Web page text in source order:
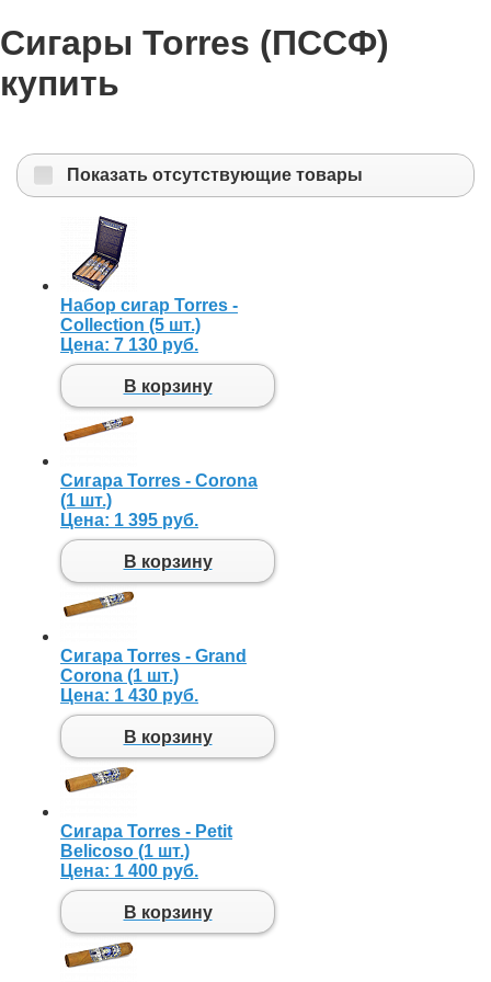
Сигары Torres (ПССФ)
купить
Показать отсутствующие товары
Набор сигар Torres -
Collection (5 шт.)
Цена: 7 130 руб.
В корзину
Сигара Torres - Corona
(1 шт.)
Цена: 1 395 руб.
В корзину
Сигара Torres - Grand
Corona (1 шт.)
Цена: 1 430 руб.
В корзину
Сигара Torres - Petit
Belicoso (1 шт.)
Цена: 1 400 руб.
В корзину